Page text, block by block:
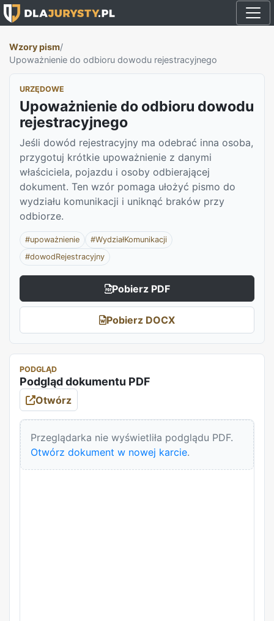
Wzory pism/
Upoważnienie do odbioru dowodu rejestracyjnego
URZĘDOWE
Upoważnienie do odbioru dowodu
rejestracyjnego
Jeśli dowód rejestracyjny ma odebrać inna osoba,
przygotuj krótkie upoważnienie z danymi
właściciela, pojazdu i osoby odbierającej
dokument. Ten wzór pomaga ułożyć pismo do
wydziału komunikacji i uniknąć braków przy
odbiorze.
#upoważnienie
#WydziałKomunikacji
#dowodRejestracyjny
Pobierz PDF
Pobierz DOCX
PODGLĄD
Podgląd dokumentu PDF
Otwórz
Przeglądarka nie wyświetliła podglądu PDF.
Otwórz dokument w nowej karcie.